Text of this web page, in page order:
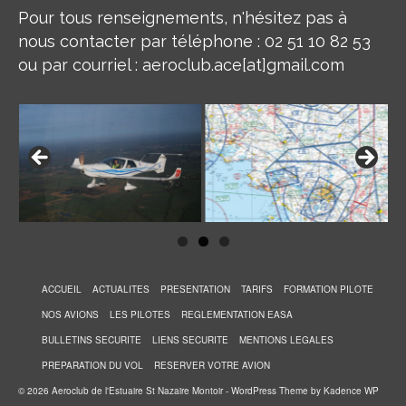
Pour tous renseignements, n'hésitez pas à
nous contacter par téléphone : 02 51 10 82 53
ou par courriel : aeroclub.ace[at]gmail.com
ACCUEIL ACTUALITES PRESENTATION TARIFS
FORMATION PILOTE
NOS AVIONS
LES PILOTES
REGLEMENTATION EASA
BULLETINS SECURITE
LIENS SECURITE
MENTIONS LEGALES
PREPARATION DU VOL
RESERVER VOTRE AVION
© 2026 Aeroclub de l'Estuaire St Nazaire Montoir - WordPress Theme by Kadence WP